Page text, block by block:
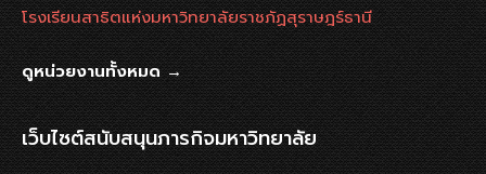
โรงเรียนสาธิตแห่งมหาวิทยาลัยราชภัฏสุราษฎร์ธานี
ดูหน่วยงานทั้งหมด →
เว็บไซต์สนับสนุนภารกิจมหาวิทยาลัย